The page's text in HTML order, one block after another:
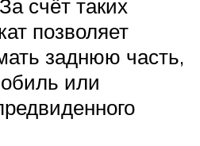
счёт таких
позволяет
заднюю часть,
или